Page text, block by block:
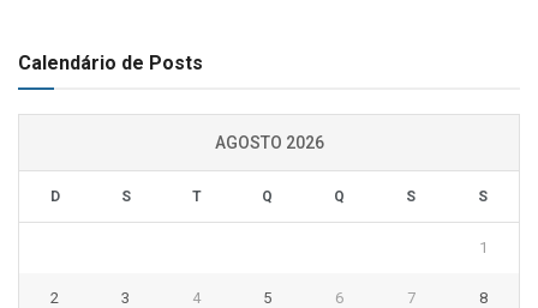
Calendário de Posts
AGOSTO 2026
D S T Q Q S S
1
2 3 4 5 6 7 8